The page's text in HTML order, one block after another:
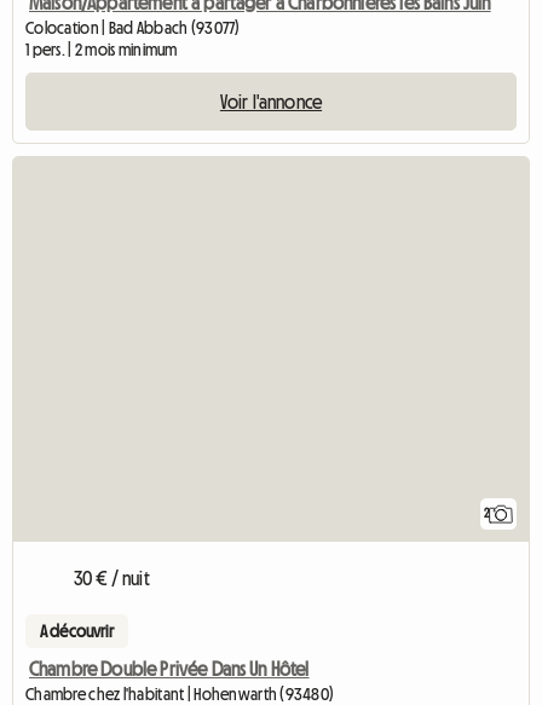
Colocation | Bad Abbach (93077)
1 pers. | 2 mois minimum
Voir l'annonce
2
30 € / nuit
A découvrir
Chambre Double Privée Dans Un Hôtel
Chambre chez l'habitant | Hohenwarth (93480)